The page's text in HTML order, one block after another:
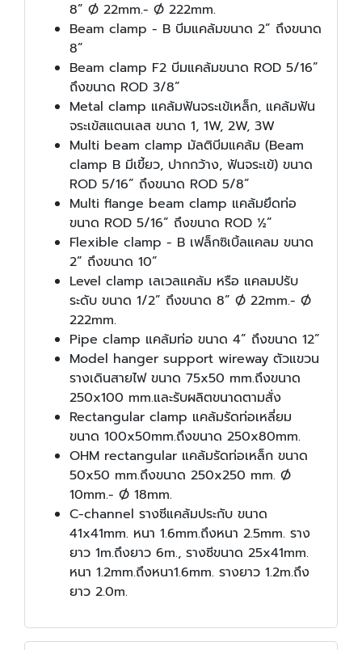
8” Ø 22mm.- Ø 222mm.
Beam clamp - B บีมแคล้มขนาด 2” ถึงขนาด
8”
Beam clamp F2 บีมแคล้มขนาด ROD 5/16”
ถึงขนาด ROD 3/8”
Metal clamp แคล้มฟันจระเข้เหล็ก, แคล้มฟัน
จระเข้สแตนเลส ขนาด 1, 1W, 2W, 3W
Multi beam clamp มัลติบีมแคล้ม (Beam
clamp B มีเขี้ยว, ปากกว้าง, ฟันจระเข้) ขนาด
ROD 5/16” ถึงขนาด ROD 5/8”
Multi flange beam clamp แคล้มยึดท่อ
ขนาด ROD 5/16” ถึงขนาด ROD ½”
Flexible clamp - B เฟล็กซิเบิ้ลแคลม ขนาด
2” ถึงขนาด 10”
Level clamp เลเวลแคล้ม หรือ แคลมปรับ
ระดับ ขนาด 1/2” ถึงขนาด 8” Ø 22mm.- Ø
222mm.
Pipe clamp แคล้มท่อ ขนาด 4” ถึงขนาด 12”
Model hanger support wireway ตัวแขวน
รางเดินสายไฟ ขนาด 75x50 mm.ถึงขนาด
250x100 mm.และรับผลิตขนาดตามสั่ง
Rectangular clamp แคล้มรัดท่อเหลี่ยม
ขนาด 100x50mm.ถึงขนาด 250x80mm.
OHM rectangular แคล้มรัดท่อเหล็ก ขนาด
50x50 mm.ถึงขนาด 250x250 mm. Ø
10mm.- Ø 18mm.
C-channel รางซีแคล้มประกับ ขนาด
41x41mm. หนา 1.6mm.ถึงหนา 2.5mm. ราง
ยาว 1m.ถึงยาว 6m., รางซีขนาด 25x41mm.
หนา 1.2mm.ถึงหนา1.6mm. รางยาว 1.2m.ถึง
ยาว 2.0m.